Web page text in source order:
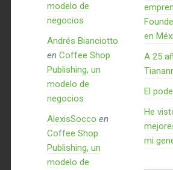
modelo de
negocios
Andrés Bianciotto
en Coffee Shop
Publishing, un
modelo de
negocios
AlexisSocco en
Coffee Shop
Publishing, un
modelo de
en
A 25
El
He
mi